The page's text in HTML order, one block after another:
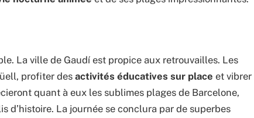
La ville de Gaudí est propice aux retrouvailles. Les
profiter desactivités éducatives sur place et vibrer
quant à eux les sublimes plages de Barcelone,
d’histoire. La journée se conclura par de superbes